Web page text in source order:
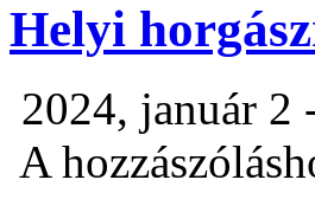
Helyi
2024, január 2
A